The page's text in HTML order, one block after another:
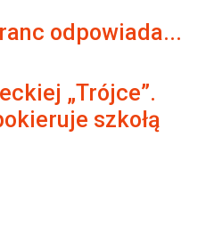
odpowiada...
„Trójce”.
szkołą